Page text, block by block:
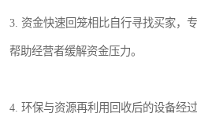
3. 资金快速回笼相比自行寻找买家，
帮助经营者缓解资金压力。
4. 环保与资源再利用回收后的设备经